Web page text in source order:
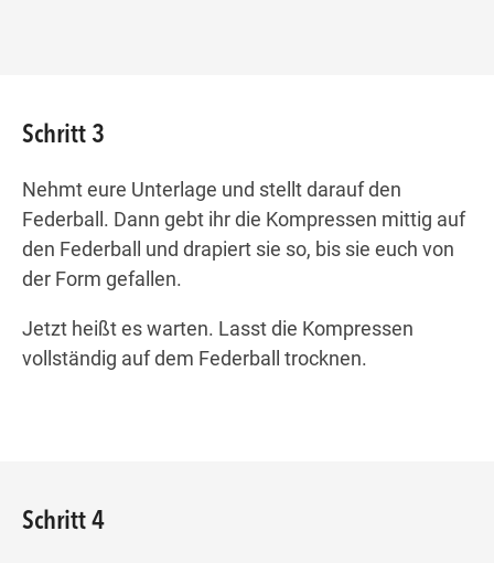
Schritt 3
Nehmt eure Unterlage und stellt darauf den
Federball. Dann gebt ihr die Kompressen mittig auf
den Federball und drapiert sie so, bis sie euch von
der Form gefallen.
Jetzt heißt es warten. Lasst die Kompressen
vollständig auf dem Federball trocknen.
Schritt 4